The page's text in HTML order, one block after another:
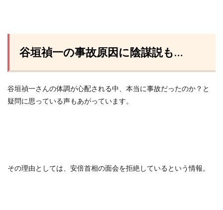
谷垣禎一の事故原因に陰謀説も…
谷垣禎一さんの体調が心配される中、本当に事故だったのか？と
疑問に思っている声もあがっています。
その理由としては、安倍首相の面会を拒絶しているという情報。